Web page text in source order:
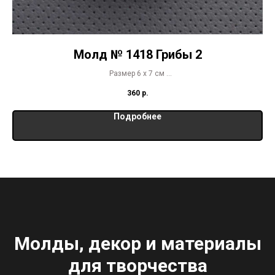
Молд № 1418 Грибы 2
Размер 6 х 7 см
360 р.
Подробнее
Молды, декор и материалы
для творчества